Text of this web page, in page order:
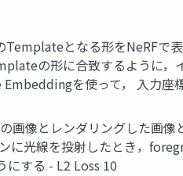
となる形をNeRFで
の形に合致するように
を使って， 入力
画像とレンダリングした画
光線を投射したとき，
する - L2 Loss 10